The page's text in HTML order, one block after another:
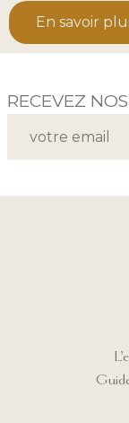
En savoir
RECEVEZ